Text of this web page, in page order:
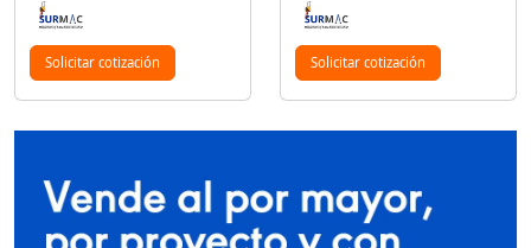
Solicitar cotización Solicitar cotización